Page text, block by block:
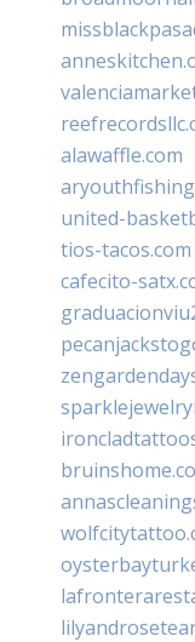
alawaffle.com
united-
tios-tacos.com
cafecito-